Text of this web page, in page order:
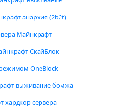
анархия (2b2t)
Майнкрафт
СкайБлок
OneBlock
выживание бомжа
хардкор сервера